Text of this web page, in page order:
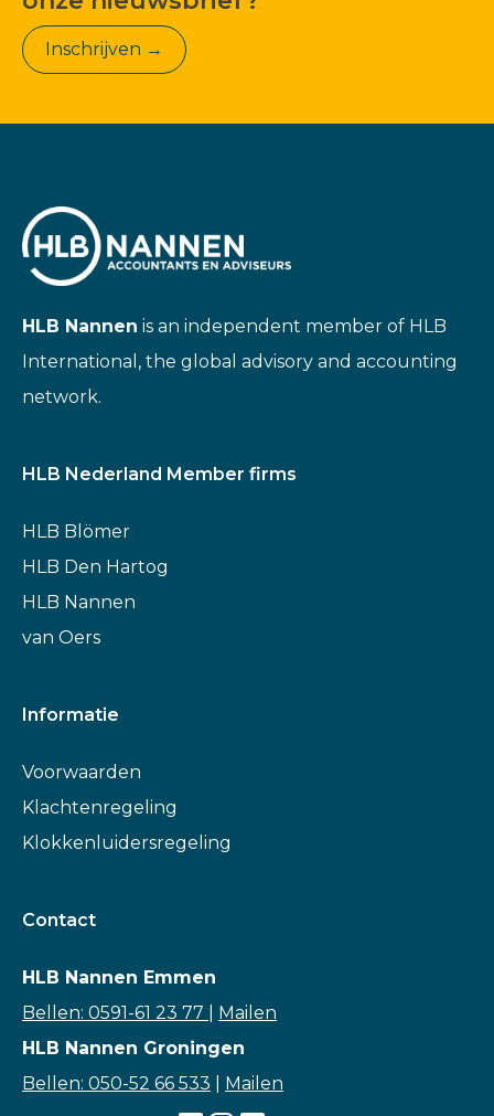
Inschrijven →
HLB Nannen is an independent member of HLB
International, the global advisory and accounting
network.
HLB Nederland Member firms
HLB Blömer
HLB Den Hartog
HLB Nannen
van Oers
Informatie
Voorwaarden
Klachtenregeling
Klokkenluidersregeling
Contact
HLB Nannen Emmen
Bellen: 0591-61 23 77
Mailen
HLB Nannen Groningen
Bellen: 050-52 66 533
Mailen